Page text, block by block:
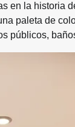
en la historia
paleta de
públicos,